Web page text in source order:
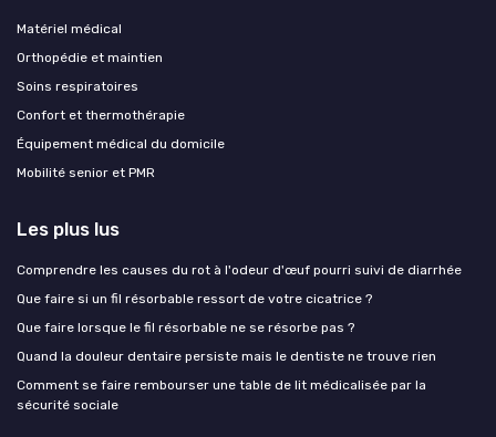
Matériel médical
Orthopédie et maintien
Soins respiratoires
Confort et thermothérapie
Équipement médical du domicile
Mobilité senior et PMR
Les plus lus
Comprendre les causes du rot à l'odeur d'œuf pourri suivi de diarrhée
Que faire si un fil résorbable ressort de votre cicatrice ?
Que faire lorsque le fil résorbable ne se résorbe pas ?
Quand la douleur dentaire persiste mais le dentiste ne trouve rien
Comment se faire rembourser une table de lit médicalisée par la
sécurité sociale